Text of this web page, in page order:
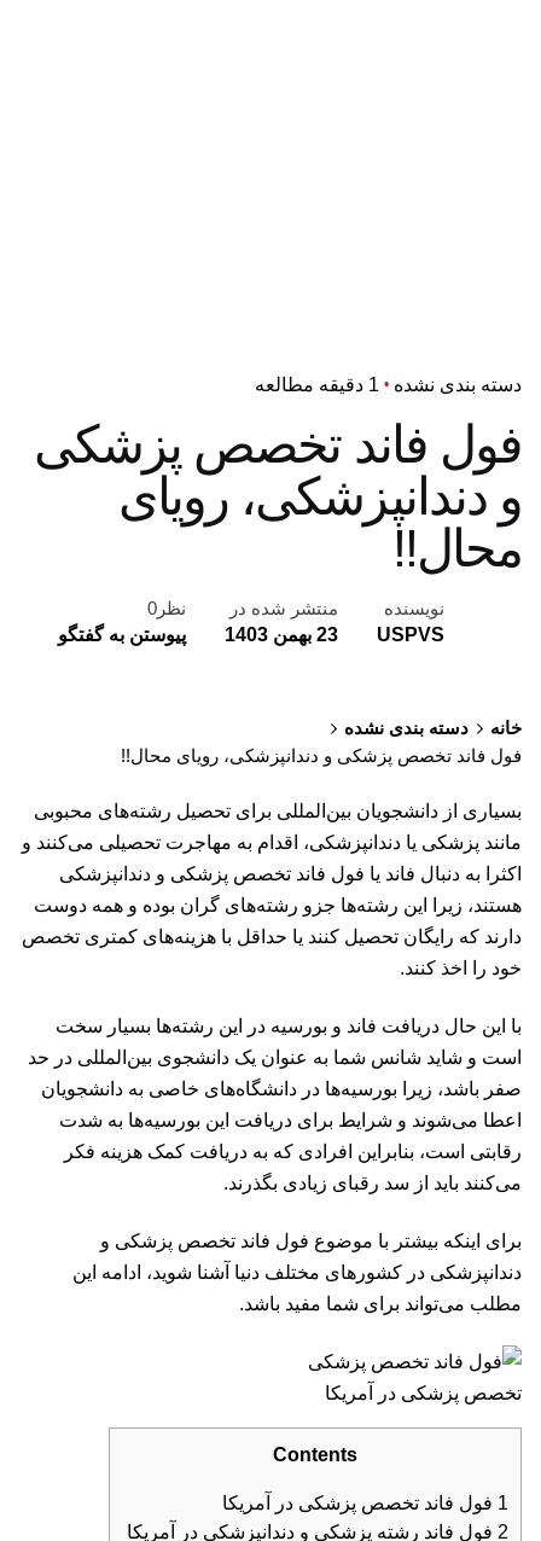
دسته بندی نشده 1 دقیقه مطالعه
فول فاند تخصص پزشکی
و دندانپزشکی، رویای
محال!!
نویسنده
USPVS
منتشر شده در
23 بهمن 1403
نظر0
پیوستن به گفتگو
خانه
دسته بندی نشده
فول فاند تخصص پزشکی و دندانپزشکی، رویای محال!!
بسیاری از دانشجویان بین‌المللی برای تحصیل رشته‌های محبوبی
مانند پزشکی یا دندانپزشکی، اقدام به مهاجرت تحصیلی می‌کنند و
اکثرا به دنبال فاند یا فول فاند تخصص پزشکی و دندانپزشکی
هستند، زیرا این رشته‌ها جزو رشته‌های گران بوده و همه دوست
دارند که رایگان تحصیل کنند یا حداقل با هزینه‌های کمتری تخصص
خود را اخذ کنند.
با این حال دریافت فاند و بورسیه در این رشته‌ها بسیار سخت
است و شاید شانس شما به عنوان یک دانشجوی بین‌المللی در حد
صفر باشد، زیرا بورسیه‌ها در دانشگاه‌های خاصی به دانشجویان
اعطا می‌شوند و شرایط برای دریافت این بورسیه‌ها به شدت
رقابتی است، بنابراین افرادی که به دریافت کمک هزینه فکر
می‌کنند باید از سد رقبای زیادی بگذرند.
برای اینکه بیشتر با موضوع فول فاند تخصص پزشکی و
دندانپزشکی در کشورهای مختلف دنیا آشنا شوید، ادامه این
مطلب می‌تواند برای شما مفید باشد.
تخصص پزشکی در آمریکا
Contents
1 فول فاند تخصص پزشکی در آمریکا
2 فول فاند رشته پزشکی و دندانپزشکی در آمریکا